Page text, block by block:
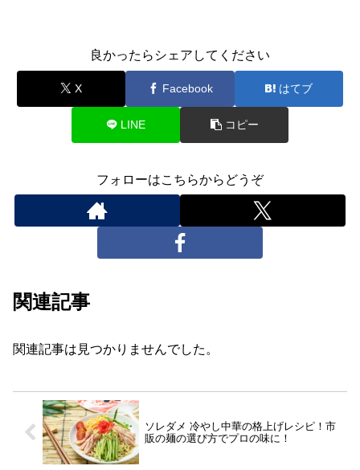
良かったらシェアしてください
X Facebook はてブ
LINE コピー
フォローはこちらからどうぞ
関連記事
関連記事は見つかりませんでした。
ソレダメ 冷やし中華の格上げレシピ！市
販の麺の選び方でプロの味に！